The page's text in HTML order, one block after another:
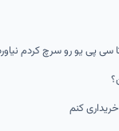
پی یو رو سرچ کردم